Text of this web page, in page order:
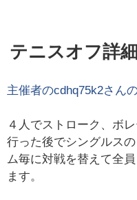
テニスオフ詳
主催者のcdhq75k2さん
４人でストローク、ボ
行った後でシングルス
ム毎に対戦を替えて全
ます。